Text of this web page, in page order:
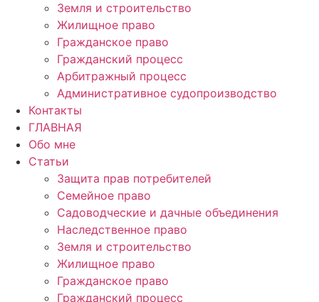
Земля и строительство
Жилищное право
Гражданское право
Гражданский процесс
Арбитражный процесс
Административное судопроизводство
Контакты
ГЛАВНАЯ
Обо мне
Статьи
Защита прав потребителей
Семейное право
Садоводческие и дачные объединения
Наследственное право
Земля и строительство
Жилищное право
Гражданское право
Гражданский процесс